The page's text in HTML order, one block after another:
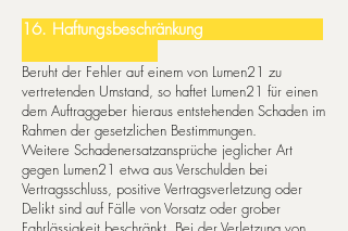
16. Haftungsbeschränkung
Beruht der Fehler auf einem von Lumen21 zu
vertretenden Umstand, so haftet Lumen21 für einen
dem Auf­trag­ge­ber hieraus entstehenden Schaden im
Rahmen der gesetzlichen Be­stim­mun­gen.
Wei­te­re Schadenersatzansprüche jeglicher Art
gegen Lumen21 etwa aus Verschulden bei
Vertragsschluss, po­si­ti­ve Vertragsverletzung oder
Delikt sind auf Fälle von Vorsatz oder grober